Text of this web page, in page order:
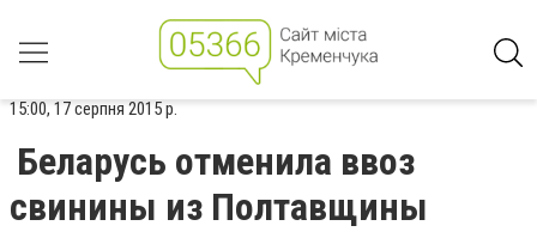
15:00, 17 серпня 2015 р.
Беларусь отменила ввоз
свинины из Полтавщины